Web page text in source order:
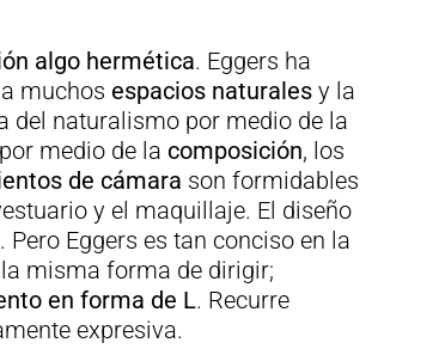
algo hermética. Eggers ha
muchos espacios naturalesy la
del naturalismo por medio de la
medio de la composición, los
de cámara son formidables
y el maquillaje. El diseño
Eggers es tan conciso en la
misma forma de dirigir;
en forma de L. Recurre
expresiva.